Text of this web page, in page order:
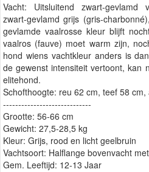
Vacht: Uitsluitend zwart-gevlamd
zwart-gevlamd grijs (gris-
gevlamde vaalrosse kleur blijft
vaalros (fauve) moet warm zijn,
hond wiens vachtkleur anders is
de gewenst intensiteit vertoont, kan
elitehond.
Schofthoogte: reu 62 cm, teef 58
-----------------------------
Grootte: 56-66 cm
Gewicht: 27,5-28,5 kg
Kleur: Grijs, rood en licht geelbruin
Vachtsoort: Halflange bovenvacht
Gem. Leeftijd: 12-13 Jaar